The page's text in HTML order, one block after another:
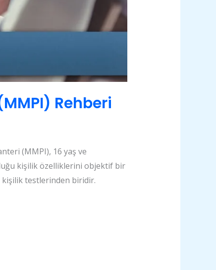
Rehberi
(MMPI), 16 yaş ve
kişilik özelliklerini objektif bir
kişilik testlerinden biridir.